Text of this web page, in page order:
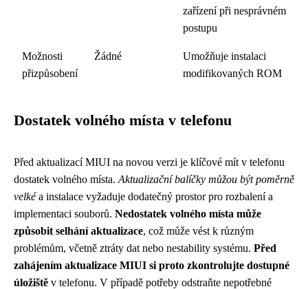
zařízení při nesprávném
postupu
Možnosti
přizpůsobení
Žádné
Umožňuje instalaci
modifikovaných ROM
Dostatek volného místa v telefonu
Před aktualizací MIUI na novou verzi je klíčové mít v telefonu
dostatek volného místa. Aktualizační balíčky můžou být poměrně
velkéa instalace vyžaduje dodatečný prostor pro rozbalení a
implementaci souborů. Nedostatek volného místa může
způsobit selhání aktualizace, což může vést k různým
problémům, včetně ztráty dat nebo nestability systému. Před
zahájením aktualizace MIUI si proto zkontrolujte dostupné
úložiště v telefonu. V případě potřeby odstraňte nepotřebné